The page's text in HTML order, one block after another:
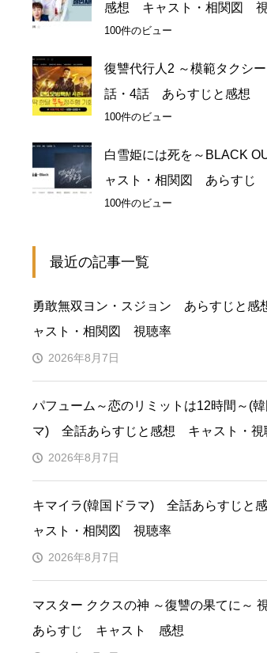
感想 キャスト・相関図
100件のビュー
復讐代行人2 ～模範タクシ
話・4話 あらすじと感想
100件のビュー
白雪姫には死を～BLACK
ャスト・相関図 あらすじ
100件のビュー
最近の記事一覧
勇敢無双ヨン・スジョン あらすじと
ャスト・相関図 視聴率
2026年8月7日
パフューム～恋のリミットは12時間～(韓
マ) 全話あらすじと感想 キャスト・視
2026年8月7日
キマイラ(韓国ドラマ) 全話あらすじと
ャスト・相関図 視聴率
2026年8月7日
マスター ククスの神 ～復讐の果てに～
あらすじ キャスト 感想